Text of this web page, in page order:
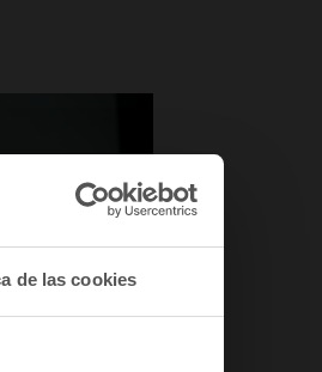
de las cookies